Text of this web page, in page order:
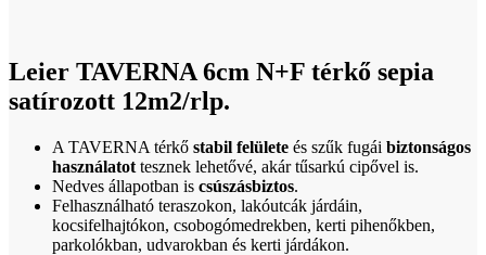
Leier TAVERNA 6cm N+F térkő sepia
satírozott 12m2/rlp.
A TAVERNA térkő stabil felülete és szűk fugái biztonságos
használatot tesznek lehetővé, akár tűsarkú cipővel is.
Nedves állapotban is csúszásbiztos.
Felhasználható teraszokon, lakóutcák járdáin,
kocsifelhajtókon, csobogómedrekben, kerti pihenőkben,
parkolókban, udvarokban és kerti járdákon.